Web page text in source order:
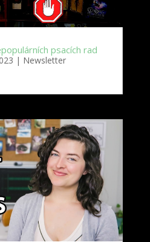
psacích rad
| Newsletter